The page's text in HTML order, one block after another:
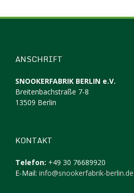
ANSCHRIFT
SNOOKERFABRIK BERLIN e.V.
Breitenbachstraße 7-8
13509 Berlin
KONTAKT
Telefon: +49 30 76689920
E-Mail: info@snookerfabrik-berlin.de